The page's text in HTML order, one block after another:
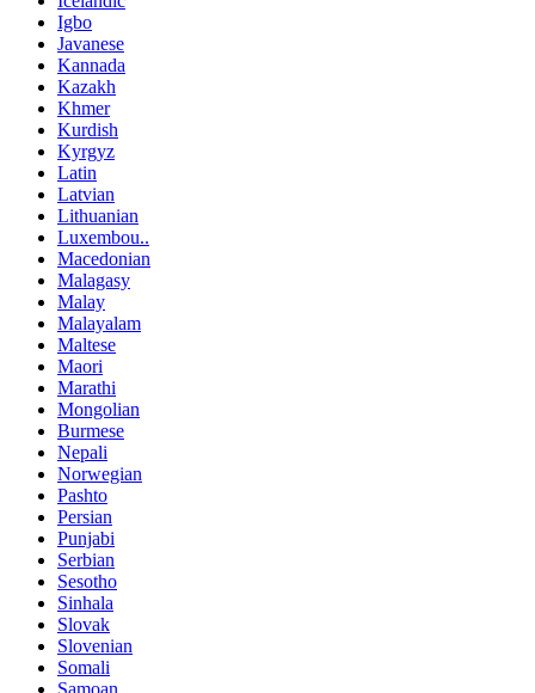
Igbo
Javanese
Kannada
Kazakh
Khmer
Kurdish
Kyrgyz
Latin
Latvian
Lithuanian
Luxembou..
Macedonian
Malagasy
Malay
Malayalam
Maltese
Maori
Marathi
Mongolian
Burmese
Nepali
Norwegian
Pashto
Persian
Punjabi
Serbian
Sesotho
Sinhala
Slovak
Slovenian
Somali